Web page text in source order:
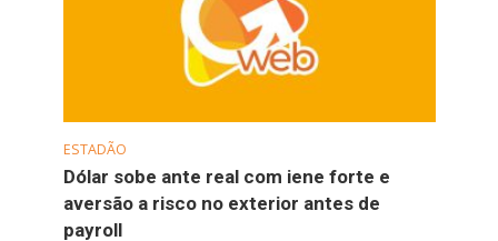
ESTADÃO
Dólar sobe ante real com iene forte e
aversão a risco no exterior antes de
payroll